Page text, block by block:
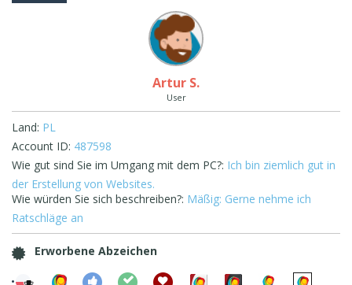
Artur S.
User
Land: PL
Account ID: 487598
Wie gut sind Sie im Umgang mit dem PC?: Ich bin ziemlich gut in
der Erstellung von Websites.
Wie würden Sie sich beschreiben?: Mäßig: Gerne nehme ich
Ratschläge an
Erworbene Abzeichen